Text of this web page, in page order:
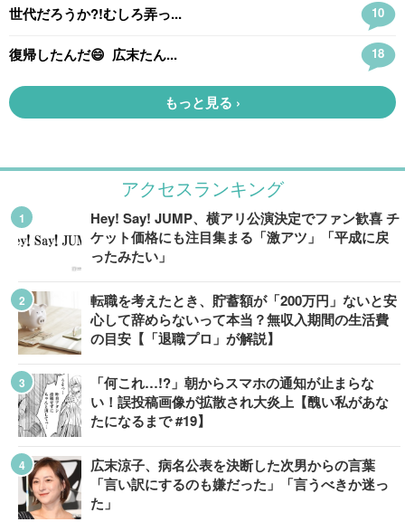
アクセスランキング
Hey! Say! JUMP、横アリ公演決定でファン歓喜 チ
ケット価格にも注目集まる「激アツ」「平成に戻
ったみたい」
転職を考えたとき、貯蓄額が「200万円」ないと安
心して辞めらないって本当？無収入期間の生活費
の目安【「退職プロ」が解説】
「何これ…!?」朝からスマホの通知が止まらな
い！誤投稿画像が拡散され大炎上【醜い私があな
たになるまで #19】
広末涼子、病名公表を決断した次男からの言葉
「言い訳にするのも嫌だった」「言うべきか迷っ
た」